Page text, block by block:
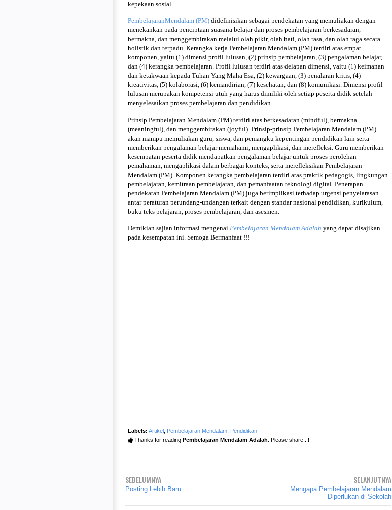
kepekaan sosial.
PembelajaranMendalam (PM) didefinisikan sebagai pendekatan yang memuliakan dengan
menekankan pada penciptaan suasana belajar dan proses pembelajaran berkesadaran,
bermakna, dan menggembirakan melalui olah pikir, olah hati, olah rasa, dan olah raga secara
holistik dan terpadu. Kerangka kerja Pembelajaran Mendalam (PM) terdiri atas empat
komponen, yaitu (1) dimensi profil lulusan, (2) prinsip pembelajaran, (3) pengalaman belajar,
dan (4) kerangka pembelajaran. Profil lulusan terdiri atas delapan dimensi, yaitu (1) keimanan
dan ketakwaan kepada Tuhan Yang Maha Esa, (2) kewargaan, (3) penalaran kritis, (4)
kreativitas, (5) kolaborasi, (6) kemandirian, (7) kesehatan, dan (8) komunikasi. Dimensi profil
lulusan merupakan kompetensi utuh yang harus dimiliki oleh setiap peserta didik setelah
menyelesaikan proses pembelajaran dan pendidikan.
Prinsip Pembelajaran Mendalam (PM) terdiri atas berkesadaran (mindful), bermakna
(meaningful), dan menggembirakan (joyful). Prinsip-prinsip Pembelajaran Mendalam (PM)
akan mampu memuliakan guru, siswa, dan pemangku kepentingan pendidikan lain serta
memberikan pengalaman belajar memahami, mengaplikasi, dan merefleksi. Guru memberikan
kesempatan peserta didik mendapatkan pengalaman belajar untuk proses perolehan
pemahaman, mengaplikasi dalam berbagai konteks, serta merefleksikan Pembelajaran
Mendalam (PM). Komponen kerangka pembelajaran terdiri atas praktik pedagogis, lingkungan
pembelajaran, kemitraan pembelajaran, dan pemanfaatan teknologi digital. Penerapan
pendekatan Pembelajaran Mendalam (PM) juga berimplikasi terhadap urgensi penyelarasan
antar peraturan perundang-undangan terkait dengan standar nasional pendidikan, kurikulum,
buku teks pelajaran, proses pembelajaran, dan asesmen.
Demikian sajian informasi mengenai Pembelajaran Mendalam Adalah yang dapat disajikan
pada kesempatan ini. Semoga Bermanfaat !!!
Labels: Artikel Pembelajaran Mendalam Pendidikan
Thanks for reading Pembelajaran Mendalam Adalah . Please share...!
SEBELUMNYA
Posting Lebih Baru
SELANJUTNYA
Mengapa Pembelajaran Mendalam
Diperlukan di Sekolah